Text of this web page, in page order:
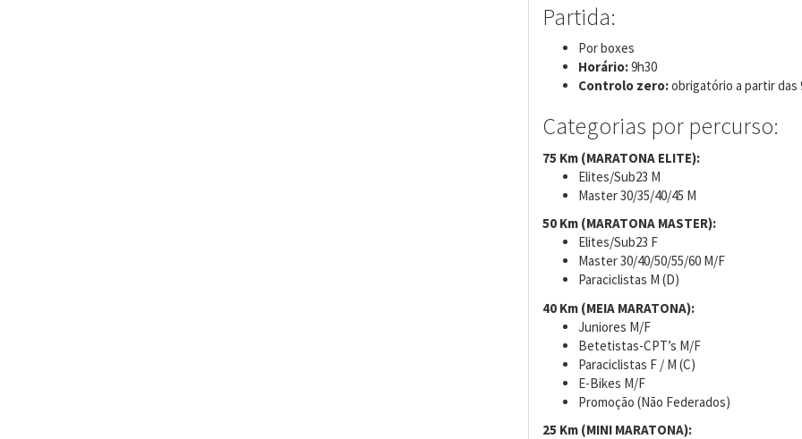
Partida:
Por boxes
Horário:9h30
Controlo zero:obrigatório a partir das
Categorias por percurso:
75 Km (MARATONA ELITE):
Elites/Sub23 M
Master 30/35/40/45 M
50 Km (MARATONA MASTER):
Elites/Sub23 F
Master 30/40/50/55/60 M/F
Paraciclistas M (D)
40 Km (MEIA MARATONA):
Juniores M/F
Betetistas-CPT’s M/F
Paraciclistas F / M (C)
E-Bikes M/F
Promoção (Não Federados)
25 Km (MINI MARATONA):